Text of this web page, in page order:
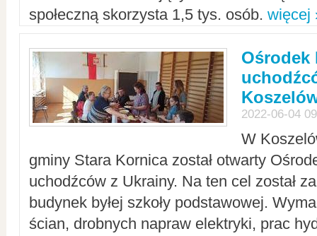
społeczną skorzysta 1,5 tys. osób. więcej
Ośrodek
2022-06-04
W
gminy Stara Kornica został otwarty
uchodźców z Ukrainy. Na ten cel został
budynek byłej szkoły podstawowej.
ścian, drobnych napraw elektryki, prac